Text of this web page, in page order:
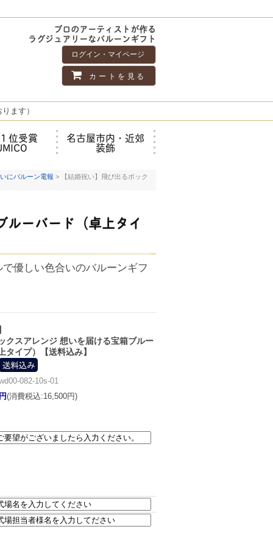
プロのアーティストが作る
ラグジュアリーなバルーンギフト
ログイン・マイページ
カートを見る
ます）
位受賞 名古屋市内・近郊
装飾
にバルーン電報 > 【結婚祝い】飛び出るボック
ーバード（卓上タイ
優しい色合いのバルーンギフ
クスアレンジ 想いを届ける宝箱ブルー
タイプ）【送料込み】
082-10s-01
(消費税込:16,500円)